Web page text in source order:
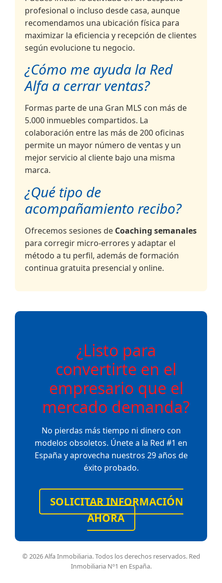
profesional o incluso desde casa, aunque
recomendamos una ubicación física para
maximizar la eficiencia y recepción de clientes
según evolucione tu negocio.
¿Cómo me ayuda la Red
Alfa a cerrar ventas?
Formas parte de una Gran MLS con más de
5.000 inmuebles compartidos. La
colaboración entre las más de 200 oficinas
permite un mayor número de ventas y un
mejor servicio al cliente bajo una misma
marca.
¿Qué tipo de
acompañamiento recibo?
Ofrecemos sesiones de Coaching semanales
para corregir micro-errores y adaptar el
método a tu perfil, además de formación
continua gratuita presencial y online.
¿Listo para
convertirte en el
empresario que el
mercado demanda?
No pierdas más tiempo ni dinero con
modelos obsoletos. Únete a la Red #1 en
España y aprovecha nuestros 29 años de
éxito probado.
SOLICITAR INFORMACIÓN
AHORA
© 2026 Alfa Inmobiliaria. Todos los derechos reservados. Red
Inmobiliaria Nº1 en España.